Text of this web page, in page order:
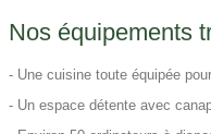
Nos équipements
- Une cuisine toute équipée
- Un espace détente avec